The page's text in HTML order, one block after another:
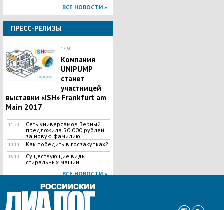
ВСЕ НОВОСТИ »
ПРЕСС-РЕЛИЗЫ
17:50
Компания
UNIPUMP
станет
участницей
выставки «ISH» Frankfurt am
Main 2017
11:20
Сеть универсамов Верный
предложила 50 000 рублей
за новую фамилию
10:10 Как победить в госзакупках?
16:10
Существующие виды
стиральных машин
ВСЕ НОВОСТИ »